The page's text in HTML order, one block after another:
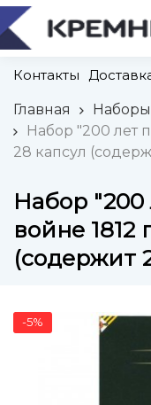
Контакты
Главная
Набор "200 лет
28 капсул
Набор
войне 1812
(содержит
-5%